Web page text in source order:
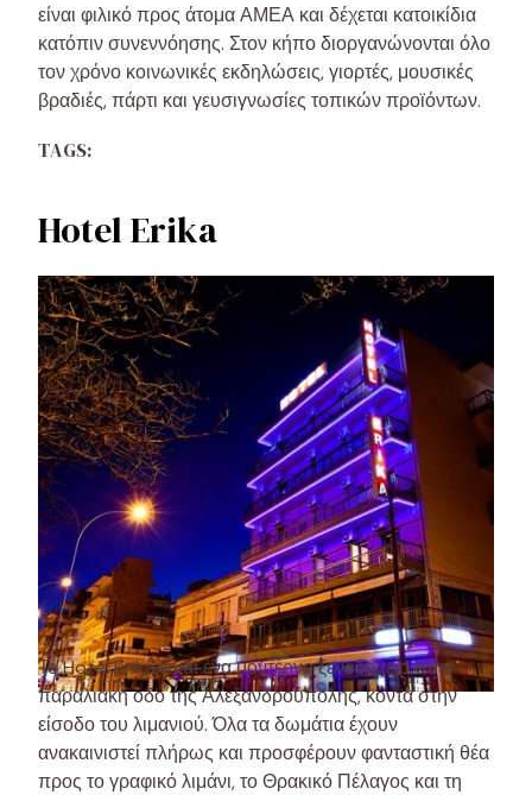
είναι φιλικό προς άτομα ΑΜΕΑ και δέχεται κατοικίδια
κατόπιν συνεννόησης. Στον κήπο διοργανώνονται όλο
τον χρόνο κοινωνικές εκδηλώσεις, γιορτές, μουσικές
βραδιές, πάρτι και γευσιγνωσίες τοπικών προϊόντων.
TAGS:
Hotel Erika
Το Hotel Erika είναι ένα μοντέρνο ξενοδοχείο στην
παραλιακή οδό της Αλεξανδρούπολης, κοντά στην
είσοδο του λιμανιού. Όλα τα δωμάτια έχουν
ανακαινιστεί πλήρως και προσφέρουν φανταστική θέα
προς το γραφικό λιμάνι, το Θρακικό Πέλαγος και τη